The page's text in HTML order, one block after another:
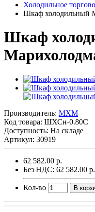
Холодильное
Шкаф холодильный
Шкаф
Производитель: MXM
Код товара: ШХСн-0.80С
Доступность: На складе
Артикул: 30919
62 582.00 р.
Без НДС: 62 582.00 р.
Кол-во В